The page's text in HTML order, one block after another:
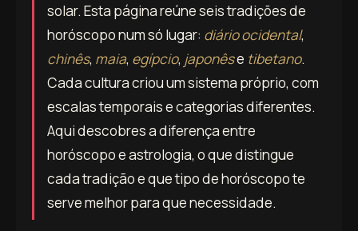
solar. Esta página reúne seis tradições de
horóscopo num só lugar: diário ocidental,
chinês, maia, egípcio, japonêse tibetano.
Cada cultura criou um sistema próprio, com
escalas temporais e categorias diferentes.
Aqui descobres a diferença entre
horóscopo e astrologia, o que distingue
cada tradição e que tipo de horóscopo te
serve melhor para que necessidade.